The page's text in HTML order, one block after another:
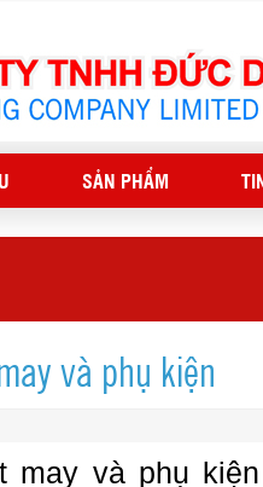
SẢN PHẨM
và phụ kiện
may và phụ